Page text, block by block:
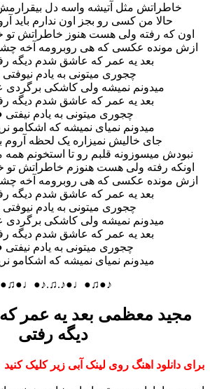
خاطراتش مثل آتیشه واسه دل
حالا من کسی رو بجز اون ندارم باید
اون که رفته ولی هست هنوز خاطراتش تو
ازش مونده عکسی که هی روبرومه آخه
بعد یه عمر که عاشق شدم دیگه
چجوری میتونی به یادم
میدونم نمیشه ولی کاشکی
بعد یه عمر که عاشق شدم دیگه
چجوری میتونی به یادم
میدونم نمیای نمیشه که اشکامو
جای خالیش نمیزاره یک لحظه
نبودش میسوزونه قلبم رو تا استخونم
اونکه رفته ولی هست هنوزم خاطراتش
ازش مونده عکسی که هی روبرومه آخه
بعد یه عمر که عاشق شدم دیگه
چجوری میتونی به یادم
میدونم نمیشه ولی کاشکی
بعد یه عمر که عاشق شدم دیگه
چجوری میتونی به یادم
میدونم نمیای نمیشه که اشکامو
مجید معظمی بعد یه عمر
دیگه رفتی
برای دانلود اهنگ روی لینک آبی زیر کلیک کنید